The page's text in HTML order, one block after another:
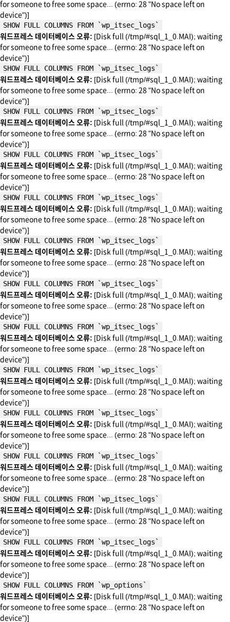
for someone to free some space... (errno: 28 "No space left on
device")]
SHOW FULL COLUMNS FROM `wp_itsec_logs`
워드프레스 데이터베이스 오류: [Disk full (/tmp/#sql_1_0.MAI); waiting
for someone to free some space... (errno: 28 "No space left on
device")]
SHOW FULL COLUMNS FROM `wp_itsec_logs`
워드프레스 데이터베이스 오류: [Disk full (/tmp/#sql_1_0.MAI); waiting
for someone to free some space... (errno: 28 "No space left on
device")]
SHOW FULL COLUMNS FROM `wp_itsec_logs`
워드프레스 데이터베이스 오류: [Disk full (/tmp/#sql_1_0.MAI); waiting
for someone to free some space... (errno: 28 "No space left on
device")]
SHOW FULL COLUMNS FROM `wp_itsec_logs`
워드프레스 데이터베이스 오류: [Disk full (/tmp/#sql_1_0.MAI); waiting
for someone to free some space... (errno: 28 "No space left on
device")]
SHOW FULL COLUMNS FROM `wp_itsec_logs`
워드프레스 데이터베이스 오류: [Disk full (/tmp/#sql_1_0.MAI); waiting
for someone to free some space... (errno: 28 "No space left on
device")]
SHOW FULL COLUMNS FROM `wp_itsec_logs`
워드프레스 데이터베이스 오류: [Disk full (/tmp/#sql_1_0.MAI); waiting
for someone to free some space... (errno: 28 "No space left on
device")]
SHOW FULL COLUMNS FROM `wp_itsec_logs`
워드프레스 데이터베이스 오류: [Disk full (/tmp/#sql_1_0.MAI); waiting
for someone to free some space... (errno: 28 "No space left on
device")]
SHOW FULL COLUMNS FROM `wp_itsec_logs`
워드프레스 데이터베이스 오류: [Disk full (/tmp/#sql_1_0.MAI); waiting
for someone to free some space... (errno: 28 "No space left on
device")]
SHOW FULL COLUMNS FROM `wp_itsec_logs`
워드프레스 데이터베이스 오류: [Disk full (/tmp/#sql_1_0.MAI); waiting
for someone to free some space... (errno: 28 "No space left on
device")]
SHOW FULL COLUMNS FROM `wp_itsec_logs`
워드프레스 데이터베이스 오류: [Disk full (/tmp/#sql_1_0.MAI); waiting
for someone to free some space... (errno: 28 "No space left on
device")]
SHOW FULL COLUMNS FROM `wp_itsec_logs`
워드프레스 데이터베이스 오류: [Disk full (/tmp/#sql_1_0.MAI); waiting
for someone to free some space... (errno: 28 "No space left on
device")]
SHOW FULL COLUMNS FROM `wp_itsec_logs`
워드프레스 데이터베이스 오류: [Disk full (/tmp/#sql_1_0.MAI); waiting
for someone to free some space... (errno: 28 "No space left on
device")]
SHOW FULL COLUMNS FROM `wp_itsec_logs`
워드프레스 데이터베이스 오류: [Disk full (/tmp/#sql_1_0.MAI); waiting
for someone to free some space... (errno: 28 "No space left on
device")]
SHOW FULL COLUMNS FROM `wp_options`
워드프레스 데이터베이스 오류: [Disk full (/tmp/#sql_1_0.MAI); waiting
for someone to free some space... (errno: 28 "No space left on
device")]